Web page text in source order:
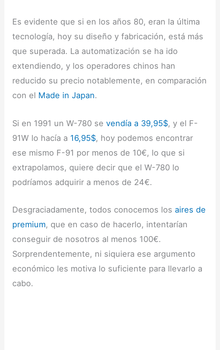
Es evidente que si en los años 80, eran la última
tecnología, hoy su diseño y fabricación, está más
que superada. La automatización se ha ido
extendiendo, y los operadores chinos han
reducido su precio notablemente, en comparación
con el Made in Japan.
Si en 1991 un W-780 sevendía a 39,95$, y el F-
91W lo hacía a 16,95$, hoy podemos encontrar
ese mismo F-91 por menos de 10€, lo que si
extrapolamos, quiere decir que el W-780 lo
podríamos adquirir a menos de 24€.
Desgraciadamente, todos conocemos losaires de
premium, que en caso de hacerlo, intentarían
conseguir de nosotros al menos 100€.
Sorprendentemente, ni siquiera ese argumento
económico les motiva lo suficiente para llevarlo a
cabo.